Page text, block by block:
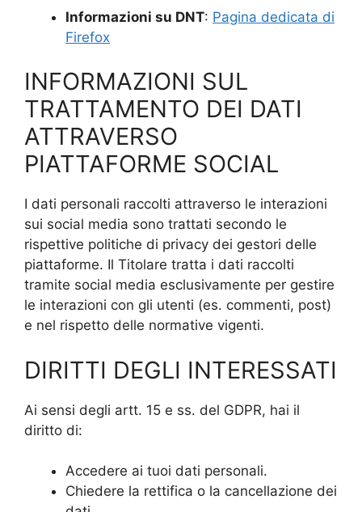
Informazioni su DNT: Pagina dedicata di
Firefox
INFORMAZIONI SUL
TRATTAMENTO DEI DATI
ATTRAVERSO
PIATTAFORME SOCIAL
I dati personali raccolti attraverso le interazioni
sui social media sono trattati secondo le
rispettive politiche di privacy dei gestori delle
piattaforme. Il Titolare tratta i dati raccolti
tramite social media esclusivamente per gestire
le interazioni con gli utenti (es. commenti, post)
e nel rispetto delle normative vigenti.
DIRITTI DEGLI INTERESSATI
Ai sensi degli artt. 15 e ss. del GDPR, hai il
diritto di:
Accedere ai tuoi dati personali.
Chiedere la rettifica o la cancellazione dei